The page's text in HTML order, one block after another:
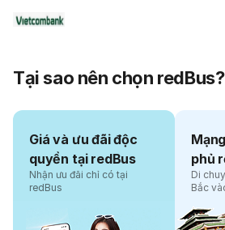
Tại sao nên chọn redBus?
Giá và ưu đãi độc
quyền tại redBus
Nhận ưu đãi chỉ có tại
redBus
phủ
Di
Bắc